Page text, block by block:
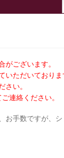
ございます。
ただいておりま
い。
連絡ください。
手数ですが、